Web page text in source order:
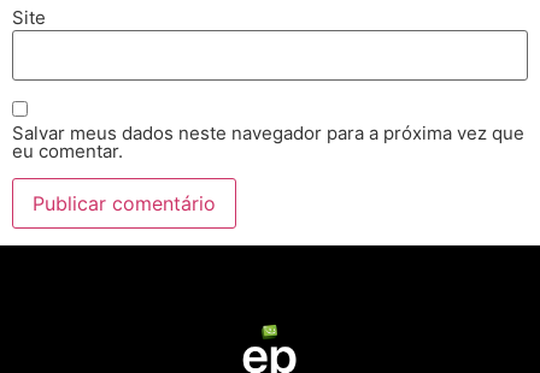
Site
Salvar meus dados neste navegador para a próxima vez que
eu comentar.